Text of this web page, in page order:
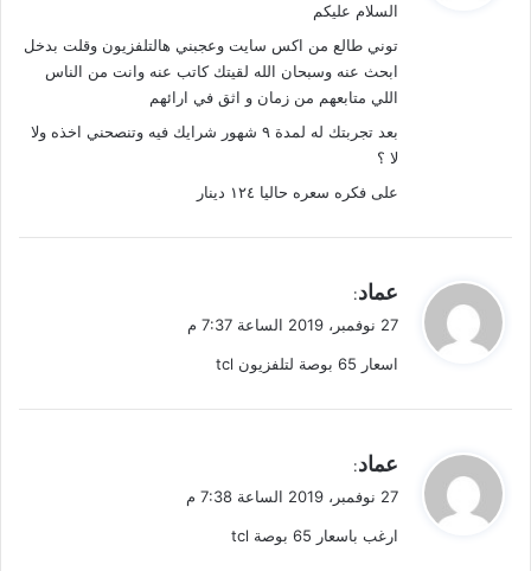
ل
السلام عليكم
توني طالع من اكس سايت وعجبني هالتلفزيون وقلت بدخل
ابحث عنه وسبحان الله لقيتك كاتب عنه وانت من الناس
اللي متابعهم من زمان و اثق في ارائهم
بعد تجربتك له لمدة ٩ شهور شرايك فيه وتنصحني اخذه ولا
لا ؟
على فكره سعره حاليا ١٢٤ دينار
ي
ق
ل
عماد:
27 نوفمبر، 2019 الساعة 7:37 م
اسعار 65 بوصة لتلفزيون tcl
ي
ق
ل
عماد:
27 نوفمبر، 2019 الساعة 7:38 م
ارغب باسعار 65 بوصة tcl